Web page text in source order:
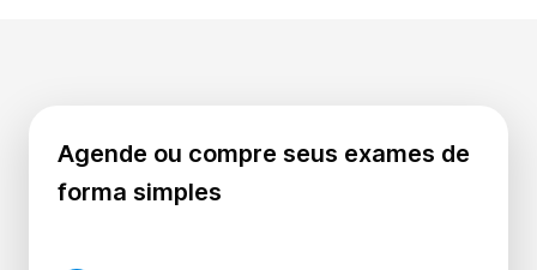
Agende ou compre seus exames de
forma simples